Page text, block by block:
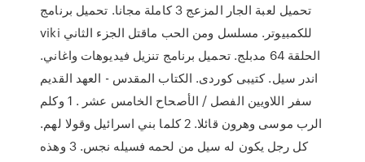
تحميل لعبة الجار المزعج 3 كاملة مجانا. تحميل برنامج
viki للكمبيوتر. مسلسل ومن الحب ماقتل الجزء الثاني
الحلقة 64 مدبلج. تحميل برنامج تنزيل فيديوهات واغاني.
اندر سيل. كتيبى كوردى. الكتاب المقدس - العهد القديم
سفر اللاويين الفصل / الأصحاح الخامس عشر . 1 وكلم
الرب موسى وهرون قائلا. 2 كلما بني اسرائيل وقولا لهم.
كل رجل يكون له سيل من لحمه فسيله نجس. 3 وهذه